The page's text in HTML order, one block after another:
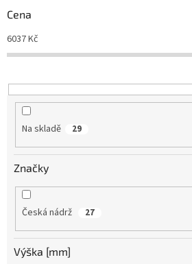
r
o
d
u
t
ů
Cena
6037Kč
Na skladě 29
Značky
Česká nádrž 27
Výška [mm]